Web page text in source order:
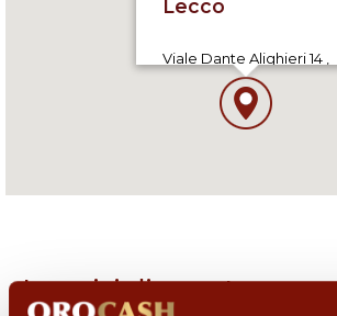
Viale Dante Alighieri 14 ,
23900 Lecco (LC), IT
I servizi di questo